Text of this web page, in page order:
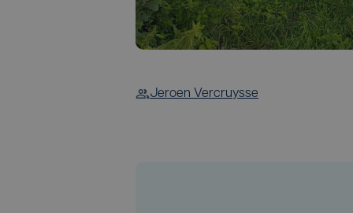
Jeroen Vercruysse